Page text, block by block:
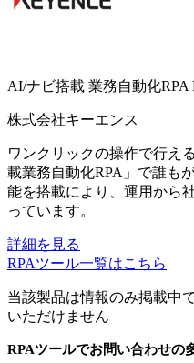
AI/ナビ搭載 業務自動化RPA
株式会社キーエンス
ワンクリックの操作で行え
載業務自動化RPA」で誰も
能を搭載により、運用から
っています。
詳細を見る
RPAツール一覧はこちら
当該製品は情報のみ掲載中
いただけません
RPAツールでお問い合わせの